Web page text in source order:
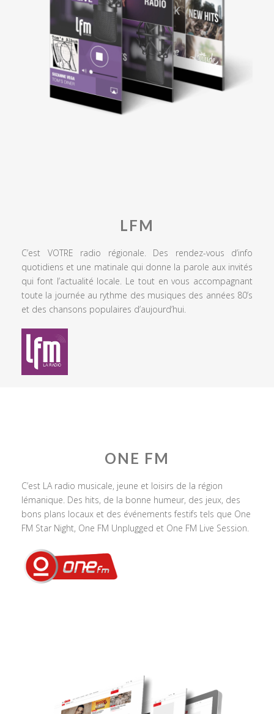
LFM
C’est VOTRE radio régionale. Des rendez-vous d’info
quotidiens et une matinale qui donne la parole aux invités
qui font l’actualité locale. Le tout en vous accompagnant
toute la journée au rythme des musiques des années 80’s
et des chansons populaires d’aujourd’hui.
ONE FM
C’est LA radio musicale, jeune et loisirs de la région
lémanique. Des hits, de la bonne humeur, des jeux, des
bons plans locaux et des événements festifs tels que One
FM Star Night, One FM Unplugged et One FM Live Session.